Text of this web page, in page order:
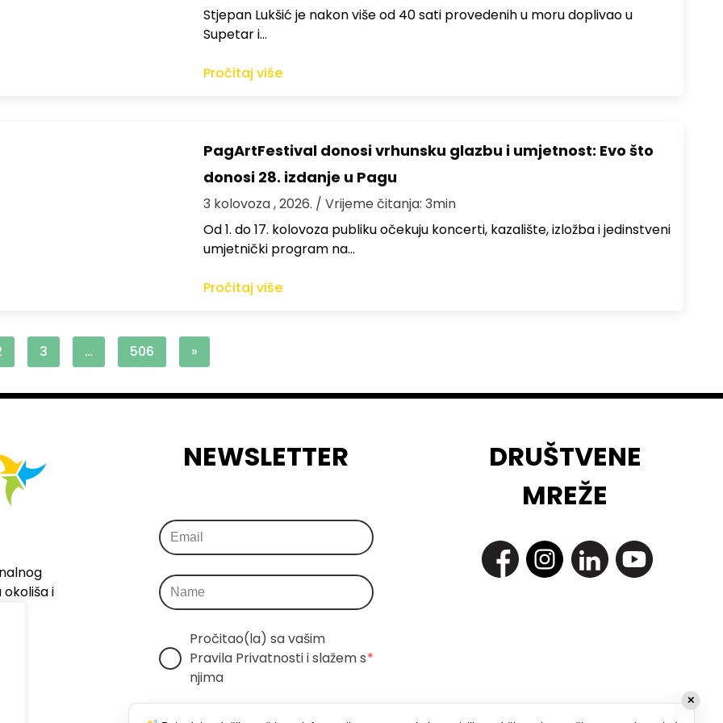
St​jepan Lukšić je nakon više od 40 sati provedenih u moru doplivao u
Supetar i…
Pročitaj više
PagArtFestival donosi vrhunsku glazbu i umjetnost: Evo što
donosi 28. izdanje u Pagu
3 kolovoza , 2026. / Vrijeme čitanja: 3min
Od 1. do 17. kolovoza publiku očekuju koncerti, kazalište, izložba i jedinstveni
umjetnički program na…
Pročitaj više
3 … 506 »
i
NEWSLETTER
Pročitao(la) sa vašim
Pravila Privatnosti i slažem s
njima
*
DRUŠTVENE
MREŽE
✕